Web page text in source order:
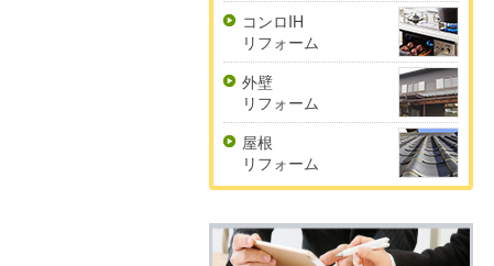
コンロIH
リフォーム
外壁
リフォーム
屋根
リフォーム